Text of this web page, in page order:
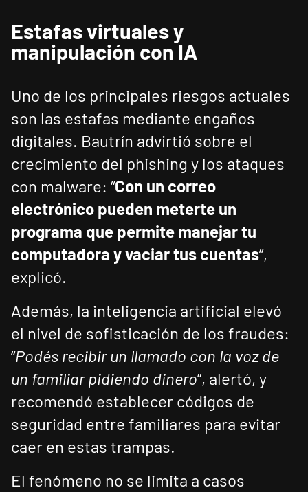
Estafas virtuales y
manipulación con IA
Uno de los principales riesgos actuales
son las estafas mediante engaños
digitales. Bautrín advirtió sobre el
crecimiento del phishing y los ataques
con malware: “Con un correo
electrónico pueden meterte un
programa que permite manejar tu
computadora y vaciar tus cuentas”,
explicó.
Además, la inteligencia artificial elevó
el nivel de sofisticación de los fraudes:
“Podés recibir un llamado con la voz de
un familiar pidiendo dinero”, alertó, y
recomendó establecer códigos de
seguridad entre familiares para evitar
caer en estas trampas.
El fenómeno no se limita a casos